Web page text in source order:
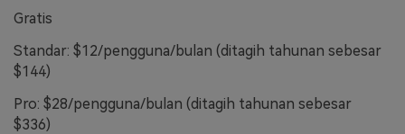
Gratis
Standar: $12/pengguna/bulan (ditagih tahunan sebesar
$144)
Pro: $28/pengguna/bulan (ditagih tahunan sebesar
$336)